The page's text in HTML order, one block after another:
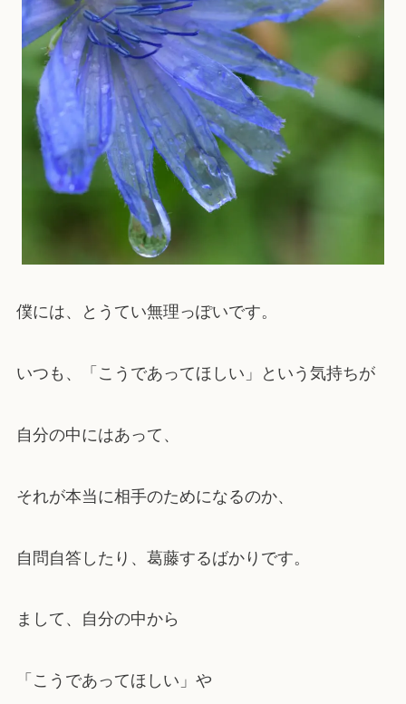
僕には、とうてい無理っぽいです。
いつも、「こうであってほしい」という気持ちが
自分の中にはあって、
それが本当に相手のためになるのか、
自問自答したり、葛藤するばかりです。
まして、自分の中から
「こうであってほしい」や